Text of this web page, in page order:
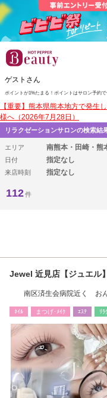
ゲストさん
ポイントが1%たまる！ ポイントはサロン予約で
【重要】熊本県熊本地方で発生
様へ（2026年7月28日）
リラクゼーションサロンの検索結
エリア 南熊本・田崎・熊
日付 指定なし
来店時刻 指定なし
112件
Jewel 近見店【ジュエル】
南区済生会病院近く お
ﾈｲﾙ まつげ･ﾒｲｸ ｴｽﾃ ﾘﾗ